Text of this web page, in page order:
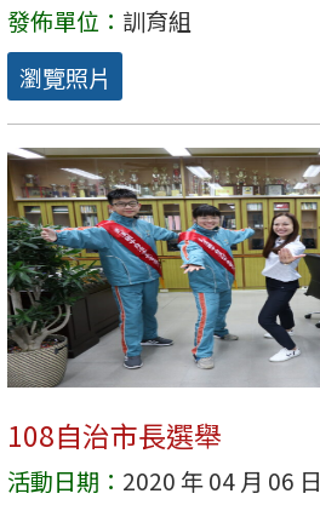
發佈單位： 訓育組
瀏覽照片
108自治市長選舉
活動日期： 2020 年 04 月 06 日